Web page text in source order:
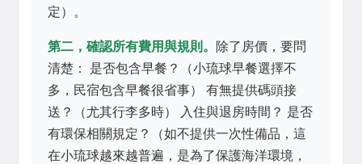
定）。
第二，確認所有費用與規則。
除了房價，要問
清楚： 是否包含早餐？（小琉球早餐選擇不
多，民宿包含早餐很省事） 有無提供碼頭接
送？（尤其行李多時） 入住與退房時間？ 是否
有環保相關規定？（如不提供一次性備品，這
在小琉球越來越普遍，是為了保護海洋環境，